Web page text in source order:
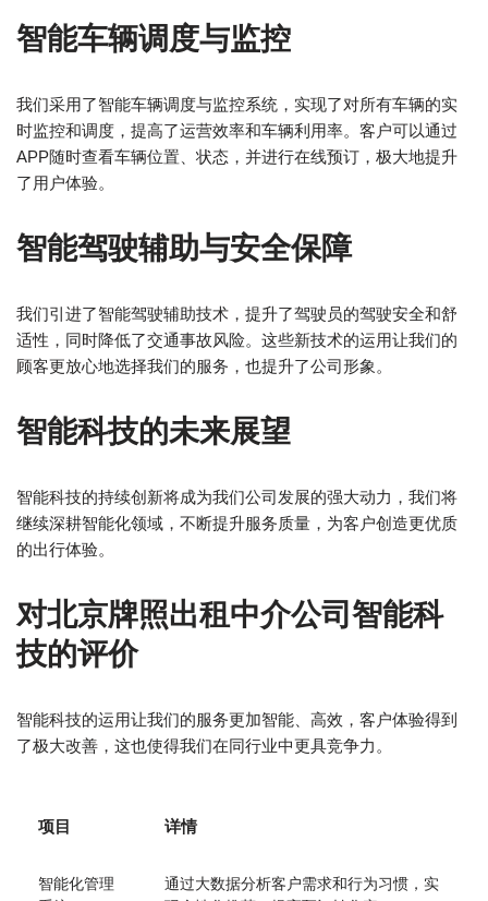
智能车辆调度与监控
我们采用了智能车辆调度与监控系统，实现了对所有车辆的实
时监控和调度，提高了运营效率和车辆利用率。客户可以通过
APP随时查看车辆位置、状态，并进行在线预订，极大地提升
了用户体验。
智能驾驶辅助与安全保障
我们引进了智能驾驶辅助技术，提升了驾驶员的驾驶安全和舒
适性，同时降低了交通事故风险。这些新技术的运用让我们的
顾客更放心地选择我们的服务，也提升了公司形象。
智能科技的未来展望
智能科技的持续创新将成为我们公司发展的强大动力，我们将
继续深耕智能化领域，不断提升服务质量，为客户创造更优质
的出行体验。
对北京牌照出租中介公司智能科
技的评价
智能科技的运用让我们的服务更加智能、高效，客户体验得到
了极大改善，这也使得我们在同行业中更具竞争力。
项目 详情
智能化管理
通过大数据分析客户需求和行为习惯，实